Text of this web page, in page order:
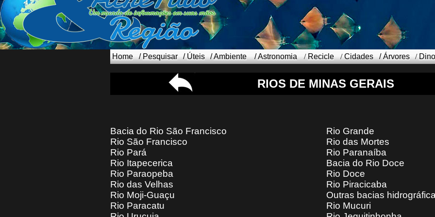
Home / Pesquisar / Úteis /Ambiente /Astronomia / Recicle /Cidades /Árvores /
RIOS DE MINAS GERAIS
Bacia do Rio São Francisco
Rio São Francisco
Rio Pará
Rio Itapecerica
Rio Paraopeba
Rio das Velhas
Rio Moji-Guaçu
Rio Paracatu
Rio Grande
Rio das Mortes
Rio Paranaíba
Bacia do Rio Doce
Rio Doce
Rio Piracicaba
Outras bacias
Rio Mucuri